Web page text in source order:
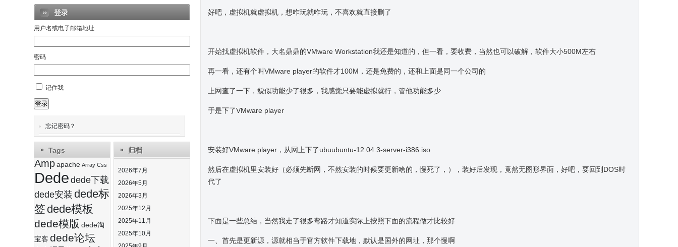
好吧，虚拟机就虚拟机，想咋玩就咋玩，不喜欢就直接删了
开始找虚拟机软件，大名鼎鼎的VMware Workstation我还是知道的，但一看，要收费，当然也可以破解，软件大小500M左右
再一看，还有个叫VMware player的软件才100M，还是免费的，还和上面是同一个公司的
上网查了一下，貌似功能少了很多，我感觉只要能虚拟就行，管他功能多少
于是下了VMware player
安装好VMware player，从网上下了ubuubuntu-12.04.3-server-i386.iso
然后在虚拟机里安装好（必须先断网，不然安装的时候要更新啥的，慢死了，），装好后发现，竟然无图形界面，好吧，要回到DOS时
代了
下面是一些总结，当然我走了很多弯路才知道实际上按照下面的流程做才比较好
一、首先是更新源，源就相当于官方软件下载地，默认是国外的网址，那个慢啊
登录
用户名或电子邮箱地址
密码
记住我
登录
忘记密码？
Tags
Amp apache Array Css
Dede dede下载
dede安装 dede标
签 dede模板
dede模版 dede淘
宝客 dede论坛
归档
2026年7月
2026年5月
2026年3月
2025年12月
2025年11月
2025年10月